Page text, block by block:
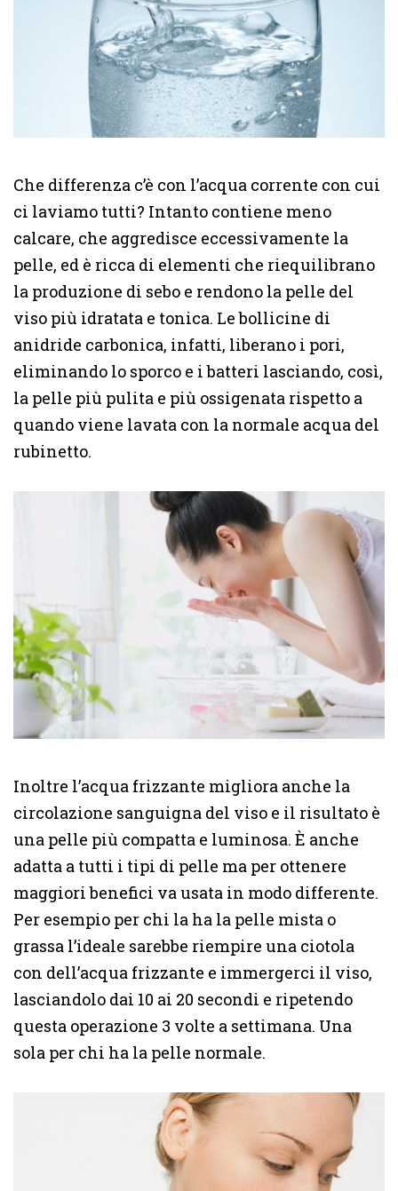
Che differenza c’è con l’acqua corrente con cui
ci laviamo tutti? Intanto contiene meno
calcare, che aggredisce eccessivamente la
pelle, ed è ricca di elementi che riequilibrano
la produzione di sebo e rendono la pelle del
viso più idratata e tonica. Le bollicine di
anidride carbonica, infatti, liberano i pori,
eliminando lo sporco e i batteri lasciando, così,
la pelle più pulita e più ossigenata rispetto a
quando viene lavata con la normale acqua del
rubinetto.
Inoltre l’acqua frizzante migliora anche la
circolazione sanguigna del viso e il risultato è
una pelle più compatta e luminosa. È anche
adatta a tutti i tipi di pelle ma per ottenere
maggiori benefici va usata in modo differente.
Per esempio per chi la ha la pelle mista o
grassa l’ideale sarebbe riempire una ciotola
con dell’acqua frizzante e immergerci il viso,
lasciandolo dai 10 ai 20 secondi e ripetendo
questa operazione 3 volte a settimana. Una
sola per chi ha la pelle normale.